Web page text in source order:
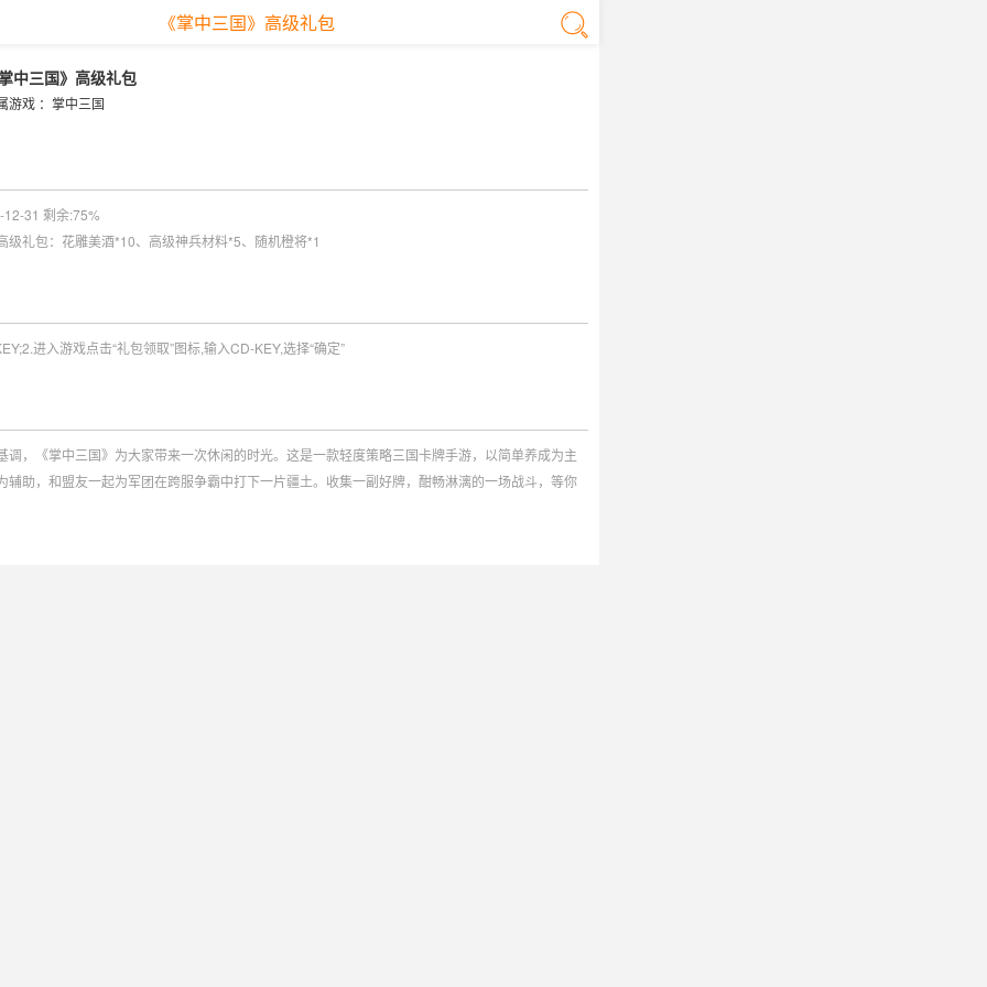
《掌中三国》高级礼包
中三国》高级礼包
游戏 ： 掌中三国
31 剩余:75%
级礼包：花雕美酒*10、高级神兵材料*5、随机橙将*1
进入游戏点击“礼包领取”图标,输入CD-KEY,选择“确定”
调，《掌中三国》为大家带来一次休闲的时光。这是一款轻度策略三国卡牌手游，以简单养成为主
辅助，和盟友一起为军团在跨服争霸中打下一片疆土。收集一副好牌，酣畅淋漓的一场战斗，等你